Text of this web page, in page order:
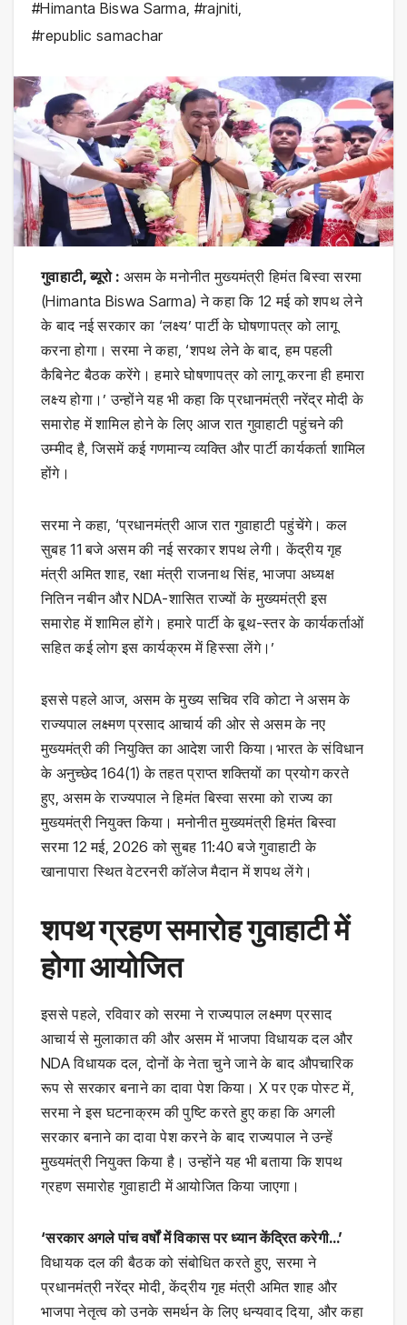
#Himanta Biswa Sarma #rajniti
#republic samachar
गुवाहाटी, ब्यूरो : असम के मनोनीत मुख्यमंत्री हिमंत बिस्वा सरमा
(Himanta Biswa Sarma) ने कहा कि 12 मई को शपथ लेने
के बाद नई सरकार का ‘लक्ष्य’ पार्टी के घोषणापत्र को लागू
करना होगा। सरमा ने कहा, ‘शपथ लेने के बाद, हम पहली
कैबिनेट बैठक करेंगे। हमारे घोषणापत्र को लागू करना ही हमारा
लक्ष्य होगा।’ उन्होंने यह भी कहा कि प्रधानमंत्री नरेंद्र मोदी के
समारोह में शामिल होने के लिए आज रात गुवाहाटी पहुंचने की
उम्मीद है, जिसमें कई गणमान्य व्यक्ति और पार्टी कार्यकर्ता शामिल
होंगे।
सरमा ने कहा, ‘प्रधानमंत्री आज रात गुवाहाटी पहुंचेंगे। कल
सुबह 11 बजे असम की नई सरकार शपथ लेगी। केंद्रीय गृह
मंत्री अमित शाह, रक्षा मंत्री राजनाथ सिंह, भाजपा अध्यक्ष
नितिन नबीन और NDA-शासित राज्यों के मुख्यमंत्री इस
समारोह में शामिल होंगे। हमारे पार्टी के बूथ-स्तर के कार्यकर्ताओं
सहित कई लोग इस कार्यक्रम में हिस्सा लेंगे।’
इससे पहले आज, असम के मुख्य सचिव रवि कोटा ने असम के
राज्यपाल लक्ष्मण प्रसाद आचार्य की ओर से असम के नए
मुख्यमंत्री की नियुक्ति का आदेश जारी किया।भारत के संविधान
के अनुच्छेद 164(1) के तहत प्राप्त शक्तियों का प्रयोग करते
हुए, असम के राज्यपाल ने हिमंत बिस्वा सरमा को राज्य का
मुख्यमंत्री नियुक्त किया। मनोनीत मुख्यमंत्री हिमंत बिस्वा
सरमा 12 मई, 2026 को सुबह 11:40 बजे गुवाहाटी के
खानापारा स्थित वेटरनरी कॉलेज मैदान में शपथ लेंगे।
शपथ ग्रहण समारोह गुवाहाटी में
होगा आयोजित
इससे पहले, रविवार को सरमा ने राज्यपाल लक्ष्मण प्रसाद
आचार्य से मुलाकात की और असम में भाजपा विधायक दल और
NDA विधायक दल, दोनों के नेता चुने जाने के बाद औपचारिक
रूप से सरकार बनाने का दावा पेश किया। X पर एक पोस्ट में,
सरमा ने इस घटनाक्रम की पुष्टि करते हुए कहा कि अगली
सरकार बनाने का दावा पेश करने के बाद राज्यपाल ने उन्हें
मुख्यमंत्री नियुक्त किया है। उन्होंने यह भी बताया कि शपथ
ग्रहण समारोह गुवाहाटी में आयोजित किया जाएगा।
‘सरकार अगले पांच वर्षों में विकास पर ध्यान केंद्रित करेगी…’
विधायक दल की बैठक को संबोधित करते हुए, सरमा ने
प्रधानमंत्री नरेंद्र मोदी, केंद्रीय गृह मंत्री अमित शाह और
भाजपा नेतृत्व को उनके समर्थन के लिए धन्यवाद दिया, और कहा